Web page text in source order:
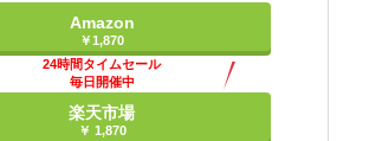
Amazon
￥1,870
24時間タイムセール
毎日開催中
楽天市場
￥ 1,870